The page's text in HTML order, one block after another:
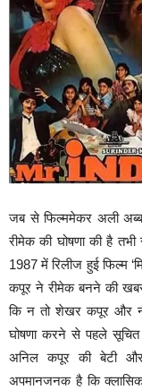
जब से फिल्ममेकर अली
रीमेक की घोषणा की है तभी
1987 में रिलीज हुई फिल्म
कपूर ने रीमेक बनने की खबर
कि न तो शेखर कपूर और न
घोषणा करने से पहले सूचित
अनिल कपूर की बेटी
अपमानजनक है कि क्लासिक